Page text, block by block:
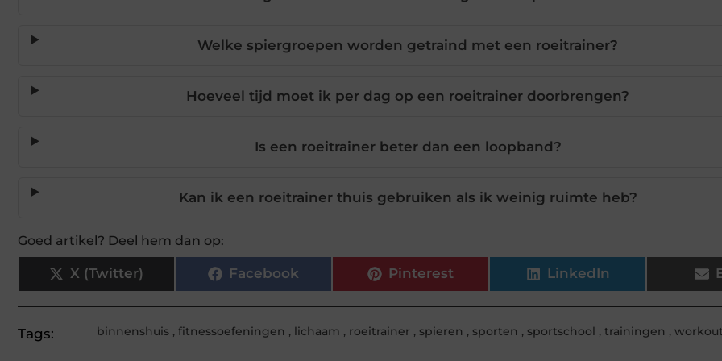
Welke spiergroepen worden getraind met een roeitrainer?
Hoeveel tijd moet ik per dag op een roeitrainer doorbrengen?
Is een roeitrainer beter dan een loopband?
Kan ik een roeitrainer thuis gebruiken als ik weinig ruimte heb?
Goed artikel? Deel hem dan op:
X (Twitter) Facebook Pinterest LinkedIn
Tags: binnenshuis, fitnessoefeningen , lichaam , roeitrainer , spieren , sporten , sportschool , trainingen , workout